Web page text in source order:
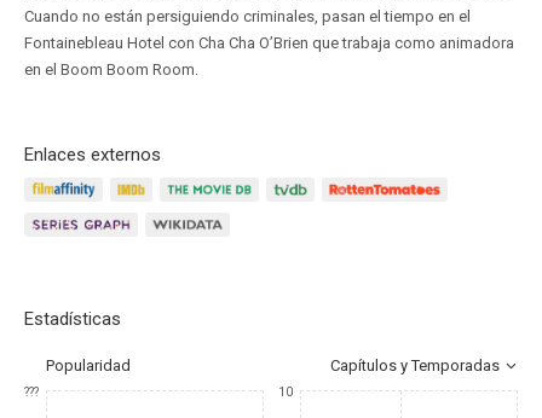
Cuando no están persiguiendo criminales, pasan el tiempo en el
Fontainebleau Hotel con Cha Cha O’Brien que trabaja como animadora
en el Boom Boom Room.
Enlaces externos
Estadísticas
Popularidad Capítulos y Temporadas
??? 10